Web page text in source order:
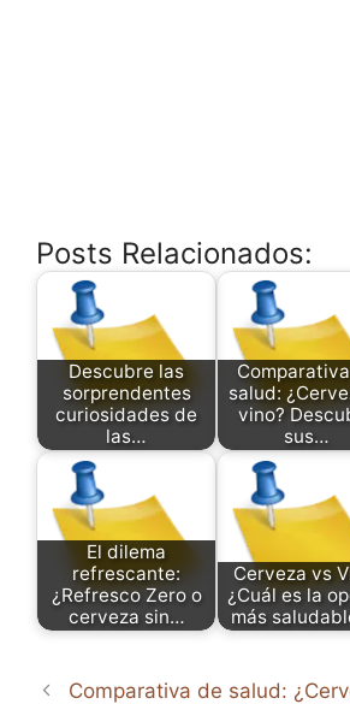
Posts Relacionados:
Descubre las
sorprendentes
curiosidades de
las…
salud:
vino?
sus…
El dilema
refrescante:
¿Refresco Zero o
cerveza sin…
Cerveza vs
¿Cuál es la
más
Comparativa de salud: